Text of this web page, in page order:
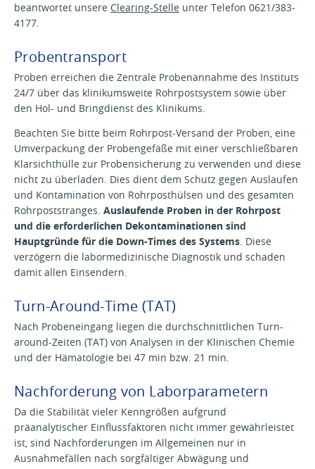
beantwortet unsere Clearing-Stelle unter Telefon 0621/383-
4177.
Probentransport
Proben erreichen die Zentrale Probenannahme des Instituts
24/7 über das klinikumsweite Rohrpostsystem sowie über
den Hol- und Bringdienst des Klinikums.
Beachten Sie bitte beim Rohrpost-Versand der Proben, eine
Umverpackung der Probengefäße mit einer verschließbaren
Klarsichthülle zur Probensicherung zu verwenden und diese
nicht zu überladen. Dies dient dem Schutz gegen Auslaufen
und Kontamination von Rohrposthülsen und des gesamten
Rohrpoststranges. Auslaufende Proben in der Rohrpost
und die erforderlichen Dekontaminationen sind
Hauptgründe für die Down-Times des Systems. Diese
verzögern die labormedizinische Diagnostik und schaden
damit allen Einsendern.
Turn-Around-Time (TAT)
Nach Probeneingang liegen die durchschnittlichen Turn-
around-Zeiten (TAT) von Analysen in der Klinischen Chemie
und der Hämatologie bei 47 min bzw. 21 min.
Nachforderung von Laborparametern
Da die Stabilität vieler Kenngrößen aufgrund
präanalytischer Einflussfaktoren nicht immer gewährleistet
ist, sind Nachforderungen im Allgemeinen nur in
Ausnahmefällen nach sorgfältiger Abwägung und